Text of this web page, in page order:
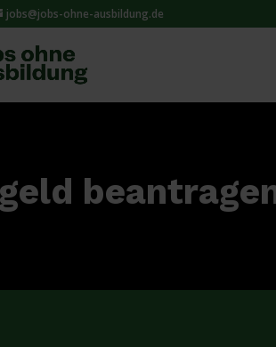
jobs@jobs-ohne-ausbildung.de